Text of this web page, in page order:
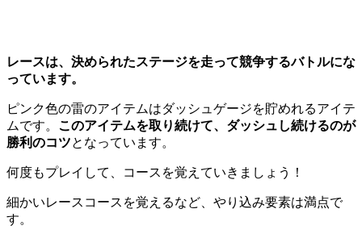
レースは、決められたステージを走って競争するバトルにな
っています。
ピンク色の雷のアイテムはダッシュゲージを貯めれるアイテ
ムです。 このアイテムを取り続けて、ダッシュし続けるのが
勝利のコツとなっています。
何度もプレイして、コースを覚えていきましょう！
細かいレースコースを覚えるなど、やり込み要素は満点で
す。